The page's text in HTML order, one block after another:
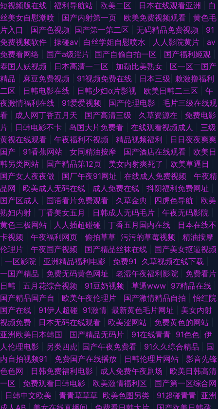
短视频版在线
福利导航站 欧美二区 日本在线观看亚洲
白
丝美女自慰潮喷
国产内射第一页 欧美免费视频观看
黄色毛
片入口
国产色视频 国产第一第二区 无码精品免费视频
91
免费视频软件
操碰av 白丝学姐自慰喷水 人人影院黄片
av
免费看网络
国产a级淫片 国产自偷自拍一区 国产福利姬观
泰国人妖视频
日本高清一二区 加勒比美熟女
区一区二国产
精品
麻豆免费视频 91视频免费在线 日本三级 敕激撸福利
二区
日韩电影在线 日韩少妇α片影视 欧美日韩二三区
午
夜激情福利在线
91爱爱视频 国产伦理电影
毛片三级在线观
看
成人网丁香五月天 国产高清三级 久草资源在
免费电影
片
日韩电影不卡 岛国大片免费看 在线观看视频成人
三级
黄视在线观看
午夜福利不视频 精品视频福利
日日夜夜爽爽
国产
91香蕉网站 女同精油按摩 国产酒店在线观看
欧美日
韩另类网站
国产精品第12页 美女内射爽死了 欧美草逼日
国产女人夜夜做
国厂午夜91网址 在线成人免费视频
午夜精
品网
欧美成人无码在线 成人免费在线 抖阴福利免费网址
国产区成人
国语看片免费观看 久草金典 四虎色导航
欧美
熟妇内射
丁香美女五月 日韩成人无码毛片 午夜无码影院
黄色三极网站
人人插超碰碰 丁香五月国内在线
日本在线不
卡视频
午夜福利网页 偷拍草草 污污的草莓视频
精油按摩
伦理片
午夜国产视频 国产精品丝袜在线
国产美女抠逼视频
一区影院 亚洲精品福利电影 免费91 久草视频在线下载
一国产精品
免费无码黄色网址 老湿午夜福利影院
免费看片
日韩
五月花综合视频 91豆奶视频 草逼www 97精品在线
国产精品国产自
欧美午夜伦理片 国产激情精品自拍 |怡红院
国产在线
91伊人超碰 91激情 最新黄色毛片网址
美女内射
视频免费
日本无码在线观看 欧美涩网站 免费黄色的网站
亚洲欧美日本韩国
国产精品无码片 91在线青青 91色色 伊
人伦理电影
另类四虎 国产午夜免费看 91久久综合精品
国
内自拍视频91
免费国产在线播放 日韩伦理片网站
影音先锋
色色网
日韩免费福利电影 成人免费午夜剧场
欧美日韩高清
一区
免费观看日韩电影 欧美激情福利区
国产第一区综合网
日韩中文欧美 青青草草草 欧美色图另类 91超碰青青 亚洲